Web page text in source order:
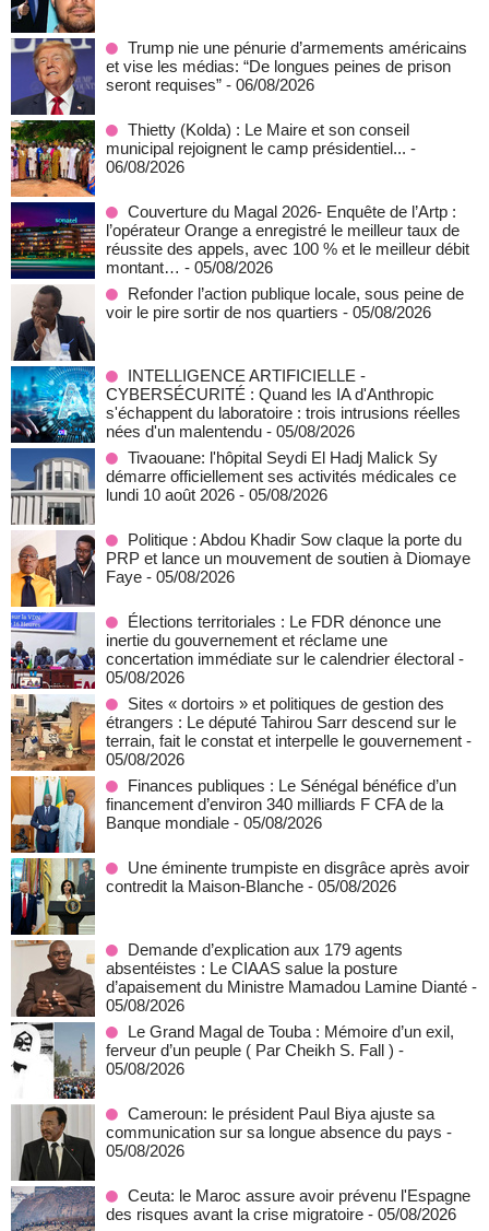
Trump nie une pénurie d’armements américains
et vise les médias: “De longues peines de prison
seront requises” - 06/08/2026
‎Thietty (Kolda) : Le Maire et son conseil
municipal rejoignent le camp présidentiel... -
06/08/2026
Couverture du Magal 2026- Enquête de l’Artp :
l’opérateur Orange a enregistré le meilleur taux de
réussite des appels, avec 100 % et le meilleur débit
montant… - 05/08/2026
Refonder l’action publique locale, sous peine de
voir le pire sortir de nos quartiers - 05/08/2026
INTELLIGENCE ARTIFICIELLE -
CYBERSÉCURITÉ : Quand les IA d'Anthropic
s'échappent du laboratoire : trois intrusions réelles
nées d'un malentendu - 05/08/2026
Tivaouane: l'hôpital Seydi El Hadj Malick Sy
démarre officiellement ses activités médicales ce
lundi 10 août 2026 - 05/08/2026
Politique : Abdou Khadir Sow claque la porte du
PRP et lance un mouvement de soutien à Diomaye
Faye - 05/08/2026
Élections territoriales : Le FDR dénonce une
inertie du gouvernement et réclame une
concertation immédiate sur le calendrier électoral -
05/08/2026
Sites « dortoirs » et politiques de gestion des
étrangers : Le député Tahirou Sarr descend sur le
terrain, fait le constat et interpelle le gouvernement -
05/08/2026
Finances publiques : Le Sénégal bénéfice d’un
financement d’environ 340 milliards F CFA de la
Banque mondiale - 05/08/2026
Une éminente trumpiste en disgrâce après avoir
contredit la Maison-Blanche - 05/08/2026
Demande d’explication aux 179 agents
absentéistes : Le CIAAS salue la posture
d’apaisement du Ministre Mamadou Lamine Dianté -
05/08/2026
Le Grand Magal de Touba : Mémoire d’un exil,
ferveur d’un peuple ( Par Cheikh S. Fall ) -
05/08/2026
Cameroun: le président Paul Biya ajuste sa
communication sur sa longue absence du pays -
05/08/2026
Ceuta: le Maroc assure avoir prévenu l'Espagne
des risques avant la crise migratoire - 05/08/2026